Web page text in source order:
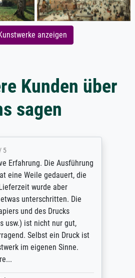
anzeigen
Kunden über
sagen
5
Erfahrung. Die Ausführung
eine Weile gedauert, die
wurde aber
unterschritten. Die
und des Drucks
usw.) ist nicht nur gut,
Selbst ein Druck ist
im eigenen Sinne.